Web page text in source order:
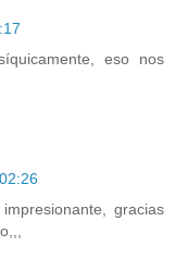
eso nos
gracias